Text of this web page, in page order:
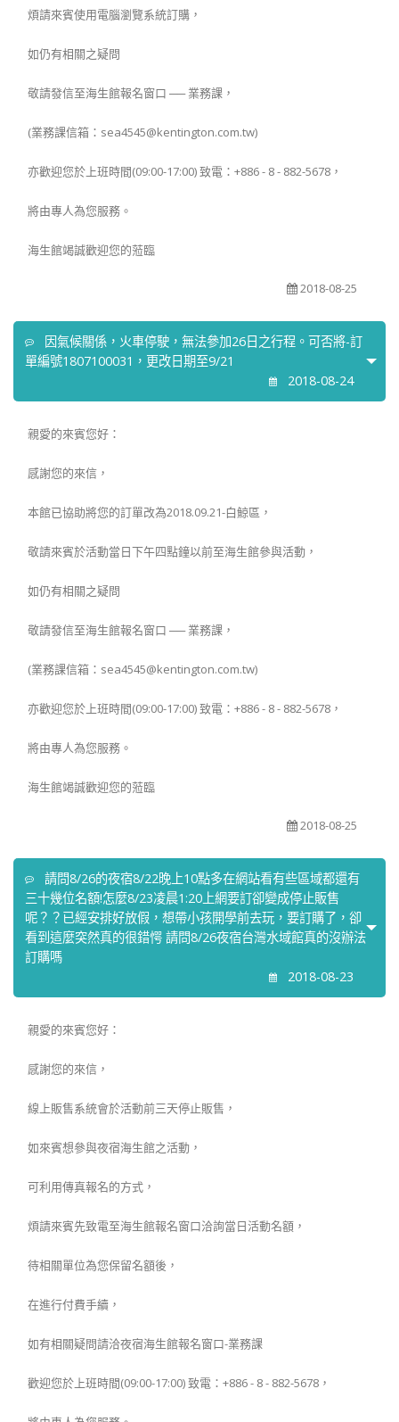
煩請來賓使用電腦瀏覽系統訂購，
如仍有相關之疑問
敬請發信至海生館報名窗口 ── 業務課，
(業務課信箱：sea4545@kentington.com.tw)
亦歡迎您於上班時間(09:00-17:00) 致電：+886 - 8 - 882-5678，
將由專人為您服務。
海生館竭誠歡迎您的蒞臨
2018-08-25
因氣候關係，火車停駛，無法參加26日之行程。可否將-訂
單編號1807100031，更改日期至9/21
2018-08-24
親愛的來賓您好：
感謝您的來信，
本館已協助將您的訂單改為2018.09.21-白鯨區，
敬請來賓於活動當日下午四點鐘以前至海生館參與活動，
如仍有相關之疑問
敬請發信至海生館報名窗口 ── 業務課，
(業務課信箱：sea4545@kentington.com.tw)
亦歡迎您於上班時間(09:00-17:00) 致電：+886 - 8 - 882-5678，
將由專人為您服務。
海生館竭誠歡迎您的蒞臨
2018-08-25
請問8/26的夜宿8/22晚上10點多在網站看有些區域都還有
三十幾位名額!怎麼8/23凌晨1:20上網要訂卻變成停止販售
呢？？已經安排好放假，想帶小孩開學前去玩，要訂購了，卻
看到這麼突然真的很錯愕 請問8/26夜宿台灣水域館真的沒辦法
訂購嗎
2018-08-23
親愛的來賓您好：
感謝您的來信，
線上販售系統會於活動前三天停止販售，
如來賓想參與夜宿海生館之活動，
可利用傳真報名的方式，
煩請來賓先致電至海生館報名窗口洽詢當日活動名額，
待相關單位為您保留名額後，
在進行付費手續，
如有相關疑問請洽夜宿海生館報名窗口-業務課
歡迎您於上班時間(09:00-17:00) 致電：+886 - 8 - 882-5678，